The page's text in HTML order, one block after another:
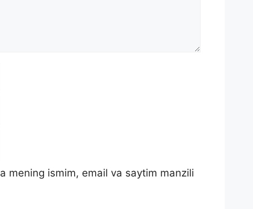
mening ismim, email va saytim manzili